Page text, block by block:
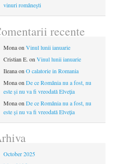
vinuri româneşti
recente
Monaon Vinul lunii ianuarie
Cristian E. on Vinul lunii ianuarie
Ileanaon O calatorie in Romania
Monaon De ce România nu a fost, nu
este și nu va fi vreodată Elveția
Monaon De ce România nu a fost, nu
este și nu va fi vreodată Elveția
October 2025